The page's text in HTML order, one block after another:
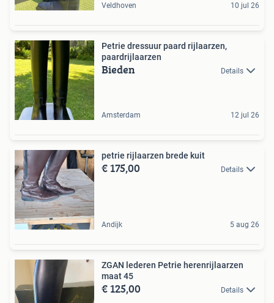
Veldhoven 10 jul 26
Petrie dressuur paard rijlaarzen,
paardrijlaarzen
Bieden Details
Amsterdam 12 jul 26
petrie rijlaarzen brede kuit
€ 175,00 Details
Andijk 5 aug 26
ZGAN lederen Petrie herenrijlaarzen
maat 45
€ 125,00 Details